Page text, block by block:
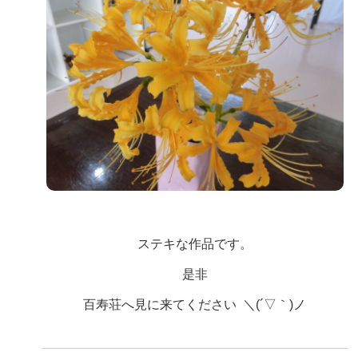
ステキな作品です。
是非
百寿荘へ見に来てください ＼(´▽｀)ノ